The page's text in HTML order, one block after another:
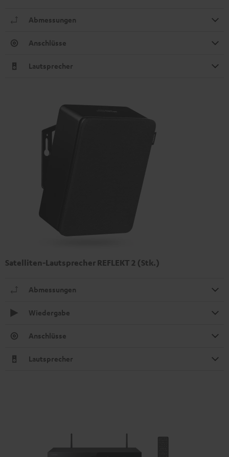
Abmessungen
Anschlüsse
Lautsprecher
Satelliten-Lautsprecher REFLEKT 2 (Stk.)
Abmessungen
Wiedergabe
Anschlüsse
Lautsprecher